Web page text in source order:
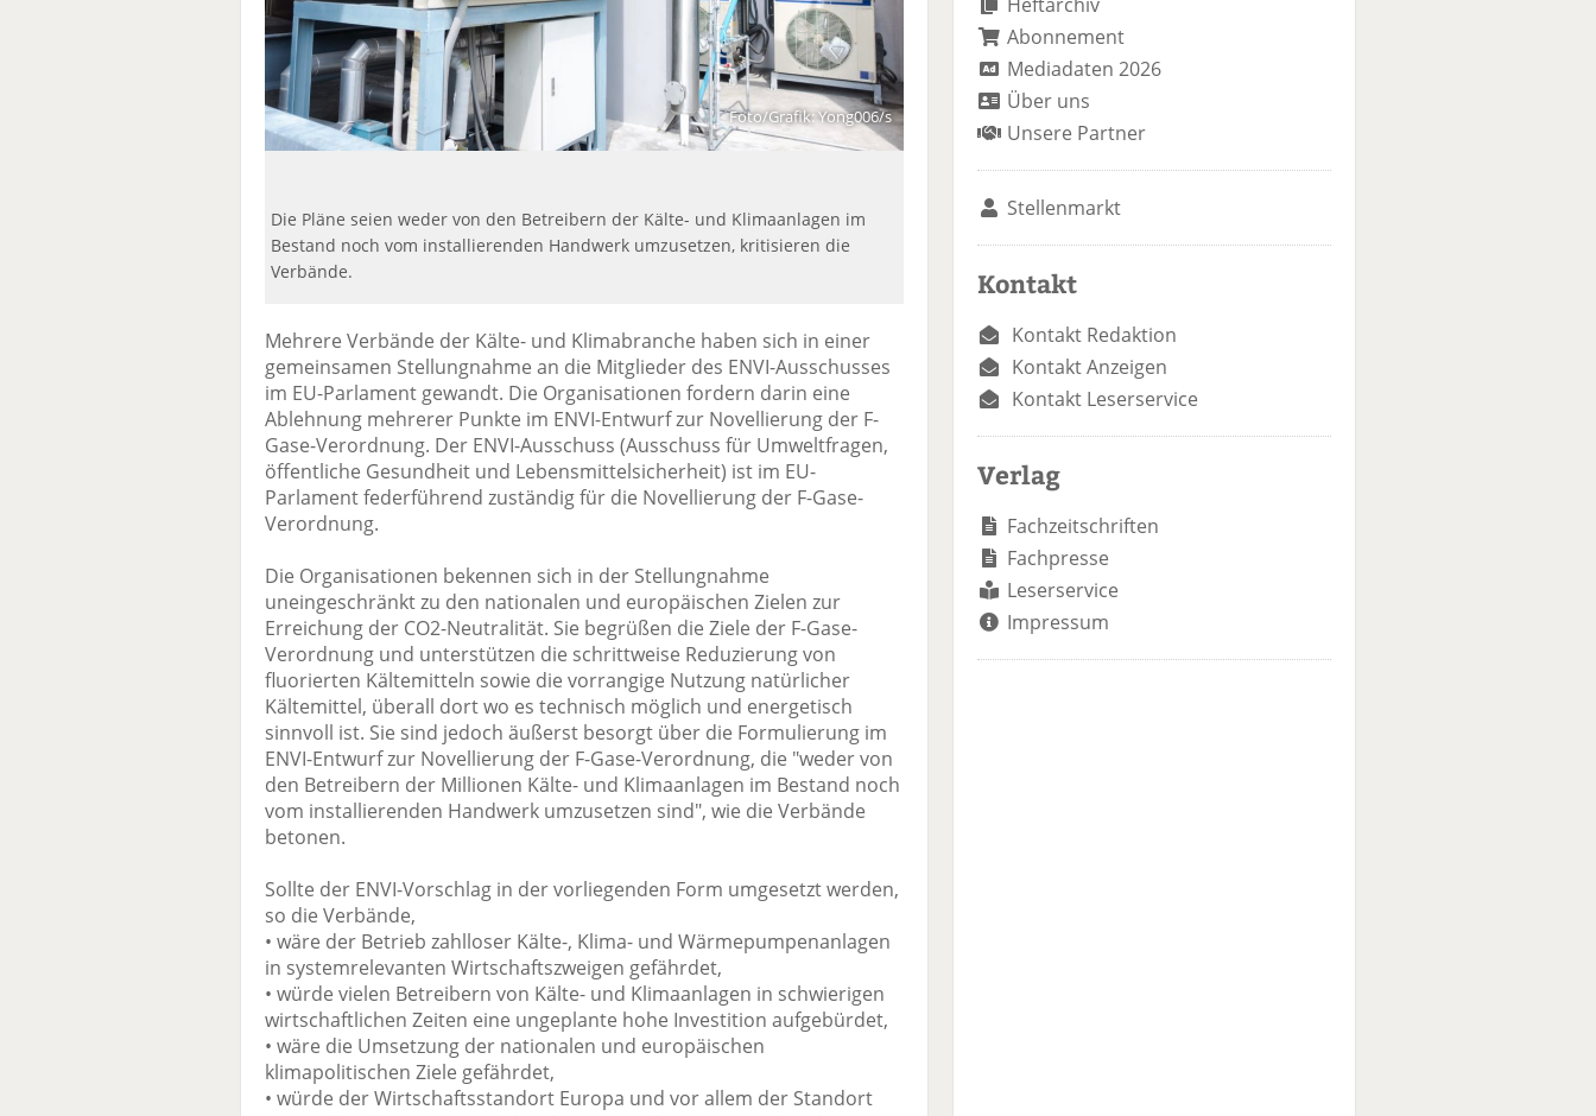
Foto/Grafik: Yong006/s
Die Pläne seien weder von den Betreibern der Kälte- und Klimaanlagen im
Bestand noch vom installierenden Handwerk umzusetzen, kritisieren die
Verbände.
Mehrere Verbände der Kälte- und Klimabranche haben sich in einer
gemeinsamen Stellungnahme an die Mitglieder des ENVI-Ausschusses
im EU-Parlament gewandt. Die Organisationen fordern darin eine
Ablehnung mehrerer Punkte im ENVI-Entwurf zur Novellierung der F-
Gase-Verordnung. Der ENVI-Ausschuss (Ausschuss für Umweltfragen,
öffentliche Gesundheit und Lebensmittelsicherheit) ist im EU-
Parlament federführend zuständig für die Novellierung der F-Gase-
Verordnung.
Die Organisationen bekennen sich in der Stellungnahme
uneingeschränkt zu den nationalen und europäischen Zielen zur
Erreichung der CO2-Neutralität. Sie begrüßen die Ziele der F-Gase-
Verordnung und unterstützen die schrittweise Reduzierung von
fluorierten Kältemitteln sowie die vorrangige Nutzung natürlicher
Kältemittel, überall dort wo es technisch möglich und energetisch
sinnvoll ist. Sie sind jedoch äußerst besorgt über die Formulierung im
ENVI-Entwurf zur Novellierung der F-Gase-Verordnung, die "weder von
den Betreibern der Millionen Kälte- und Klimaanlagen im Bestand noch
vom installierenden Handwerk umzusetzen sind", wie die Verbände
betonen.
Sollte der ENVI-Vorschlag in der vorliegenden Form umgesetzt werden,
so die Verbände,
• wäre der Betrieb zahlloser Kälte-, Klima- und Wärmepumpenanlagen
in systemrelevanten Wirtschaftszweigen gefährdet,
• würde vielen Betreibern von Kälte- und Klimaanlagen in schwierigen
wirtschaftlichen Zeiten eine ungeplante hohe Investition aufgebürdet,
• wäre die Umsetzung der nationalen und europäischen
klimapolitischen Ziele gefährdet,
• würde der Wirtschaftsstandort Europa und vor allem der Standort
Abonnement
Mediadaten 2026
Über uns
Unsere Partner
Stellenmarkt
Kontakt
Kontakt Redaktion
Kontakt Anzeigen
Kontakt Leserservice
Verlag
Fachzeitschriften
Fachpresse
Leserservice
Impressum